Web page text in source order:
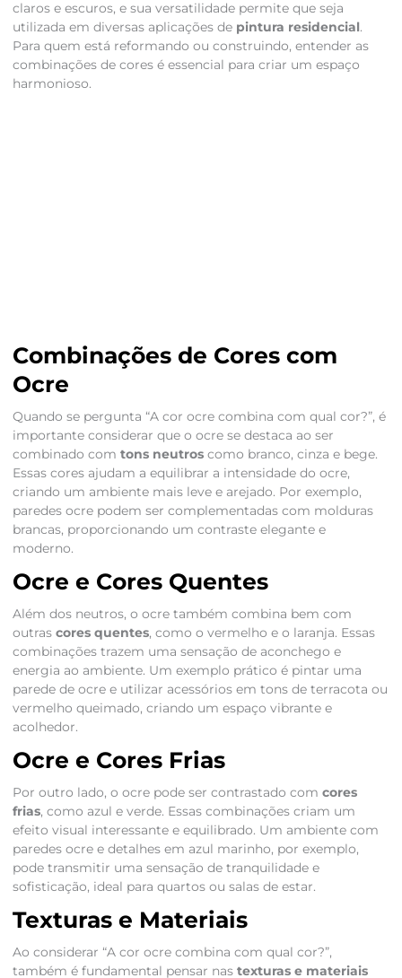
claros e escuros, e sua versatilidade permite que seja
utilizada em diversas aplicações de pintura residencial.
Para quem está reformando ou construindo, entender as
combinações de cores é essencial para criar um espaço
harmonioso.
Combinações de Cores com
Ocre
Quando se pergunta “A cor ocre combina com qual cor?”, é
importante considerar que o ocre se destaca ao ser
combinado com tons neutroscomo branco, cinza e bege.
Essas cores ajudam a equilibrar a intensidade do ocre,
criando um ambiente mais leve e arejado. Por exemplo,
paredes ocre podem ser complementadas com molduras
brancas, proporcionando um contraste elegante e
moderno.
Ocre e Cores Quentes
Além dos neutros, o ocre também combina bem com
outras cores quentes, como o vermelho e o laranja. Essas
combinações trazem uma sensação de aconchego e
energia ao ambiente. Um exemplo prático é pintar uma
parede de ocre e utilizar acessórios em tons de terracota ou
vermelho queimado, criando um espaço vibrante e
acolhedor.
Ocre e Cores Frias
Por outro lado, o ocre pode ser contrastado com cores
frias, como azul e verde. Essas combinações criam um
efeito visual interessante e equilibrado. Um ambiente com
paredes ocre e detalhes em azul marinho, por exemplo,
pode transmitir uma sensação de tranquilidade e
sofisticação, ideal para quartos ou salas de estar.
Texturas e Materiais
Ao considerar “A cor ocre combina com qual cor?”,
também é fundamental pensar nas texturas e materiais